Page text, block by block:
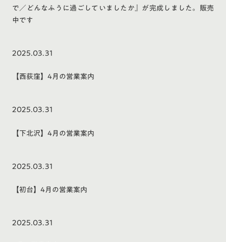
で／どんなふうに過ごしていましたか』が完成しました。販売
中です
2025.03.31
【西荻窪】4月の営業案内
2025.03.31
【下北沢】4月の営業案内
2025.03.31
【初台】4月の営業案内
2025.03.31